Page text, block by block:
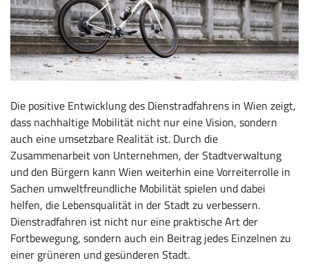
Die positive Entwicklung des Dienstradfahrens in Wien zeigt,
dass nachhaltige Mobilität nicht nur eine Vision, sondern
auch eine umsetzbare Realität ist. Durch die
Zusammenarbeit von Unternehmen, der Stadtverwaltung
und den Bürgern kann Wien weiterhin eine Vorreiterrolle in
Sachen umweltfreundliche Mobilität spielen und dabei
helfen, die Lebensqualität in der Stadt zu verbessern.
Dienstradfahren ist nicht nur eine praktische Art der
Fortbewegung, sondern auch ein Beitrag jedes Einzelnen zu
einer grüneren und gesünderen Stadt.